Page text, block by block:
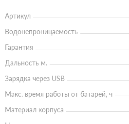
Артикул
Водонепроницаемость
Гарантия
Дальность м.
Зарядка через USB
Макс. время работы от батарей, ч
Материал корпуса